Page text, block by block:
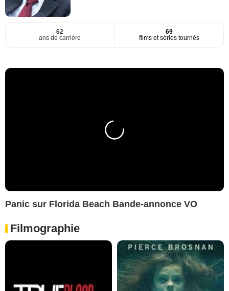
62
ans de carrière
69
films et séries tournés
Panic sur Florida Beach Bande-annonce VO
Filmographie